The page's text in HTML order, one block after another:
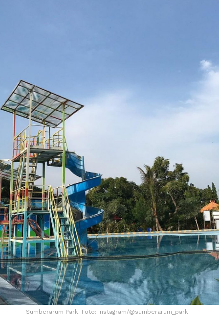
Sumberarum Park. Foto: instagram/@sumberarum_park